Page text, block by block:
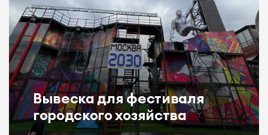
Вывеска для фестиваля
городского хозяйства